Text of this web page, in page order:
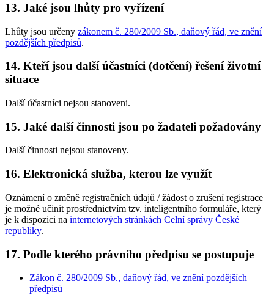
13. Jaké jsou lhůty pro vyřízení
Lhůty jsou určeny zákonem č. 280/2009 Sb., daňový řád, ve znění
pozdějších předpisů.
14. Kteří jsou další účastníci (dotčení) řešení životní
situace
Další účastníci nejsou stanoveni.
15. Jaké další činnosti jsou po žadateli požadovány
Další činnosti nejsou stanoveny.
16. Elektronická služba, kterou lze využít
Oznámení o změně registračních údajů / žádost o zrušení registrace
je možné učinit prostřednictvím tzv. inteligentního formuláře, který
je k dispozici na internetových stránkách Celní správy České
republiky.
17. Podle kterého právního předpisu se postupuje
Zákon č. 280/2009 Sb., daňový řád, ve znění pozdějších
předpisů